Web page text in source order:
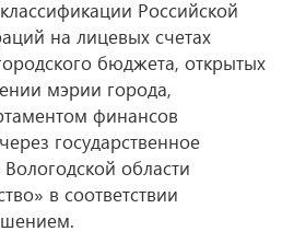
Российской
на лицевых счетах
бюджета, открытых
мэрии города,
финансов
государственное
области
в соответствии